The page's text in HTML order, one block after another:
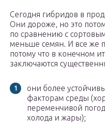
Сегодня гибридов в
Они дороже, но это
по сравнению с
меньше семян. И все же
потому что в конечном
заключаются
они более
факторам среды
переменчивой
холода и жары);